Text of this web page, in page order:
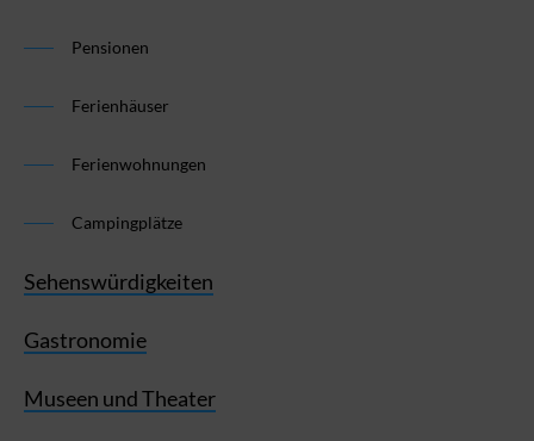
Pensionen
Ferienhäuser
Ferienwohnungen
Campingplätze
Sehenswürdigkeiten
Gastronomie
Museen und Theater